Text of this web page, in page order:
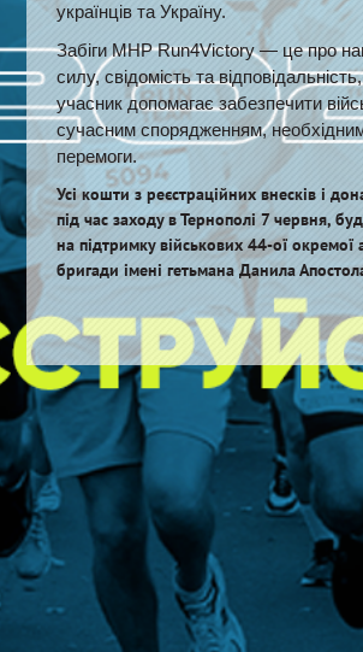
українців та Україну.
Забіги MHP Run4Victory — це про
силу, свідомість та
учасник допомагає забезпечити
сучасним спорядженням,
перемоги.
Усі кошти з реєстраційних внесків і
під час заходу в Тернополі 7 червня,
на підтримку військових 44-ої окремої
бригади імені гетьмана Данила